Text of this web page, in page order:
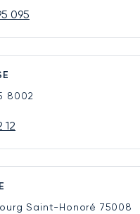
095
8002
12
Saint-Honoré 75008